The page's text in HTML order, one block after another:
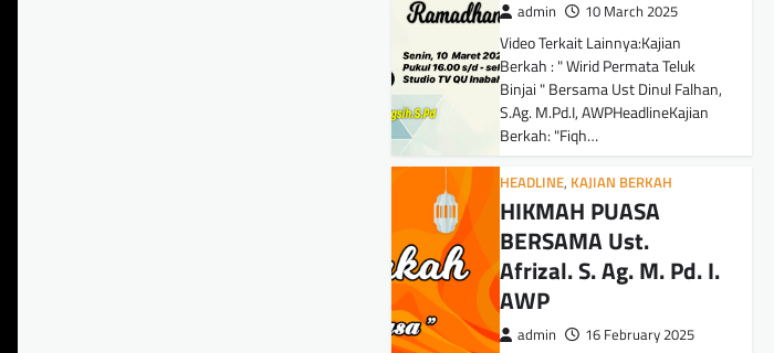
admin 10 March 2025
Video Terkait Lainnya:Kajian
Berkah : " Wirid Permata Teluk
Binjai " Bersama Ust Dinul Falhan,
S.Ag. M.Pd.I, AWPHeadlineKajian
Berkah: "Fiqh…
HEADLINE, KAJIAN BERKAH
HIKMAH PUASA
BERSAMA Ust.
Afrizal. S. Ag. M. Pd. I.
AWP
admin 16 February 2025